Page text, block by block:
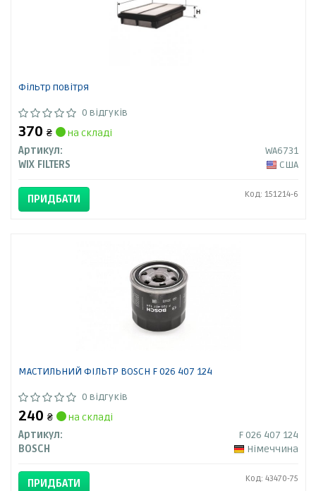
Фільтр повітря
0 відгуків
370 ₴
на складі
Артикул:
WA6731
WIX FILTERS
США
ПРИДБАТИ Код: 151214-6
МАСТИЛЬНИЙ ФІЛЬТР BOSCH F 026 407 124
0 відгуків
240 ₴
на складі
Артикул:
F 026 407 124
BOSCH
Німеччина
ПРИДБАТИ Код: 43470-75